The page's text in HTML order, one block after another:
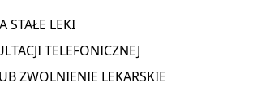
STAŁE LEKI
TELEFONICZNEJ
ZWOLNIENIE LEKARSKIE